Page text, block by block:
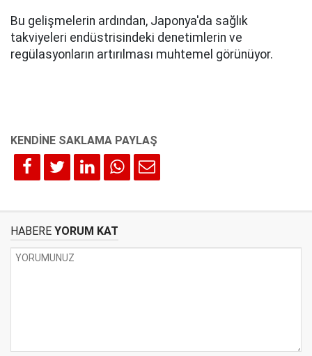
Bu gelişmelerin ardından, Japonya'da sağlık
takviyeleri endüstrisindeki denetimlerin ve
regülasyonların artırılması muhtemel görünüyor.
HABERE YORUM KAT